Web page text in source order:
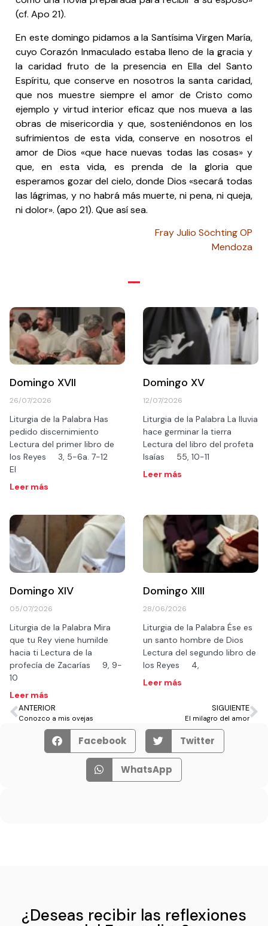
(cf. Apo 21).
En este domingo pidamos a la Santísima Virgen María,
cuyo Corazón Inmaculado estaba lleno de la gracia y
la caridad fruto de la presencia en Ella del Santo
Espíritu, que conserve en nosotros la santa caridad,
que nos muestre siempre el amor de Cristo como
ejemplo y virtud interior eficaz que nos mueva a las
obras de misericordia y que, sosteniéndonos en los
sufrimientos de esta vida, conserve en nosotros el
amor de Dios «que hace nuevas todas las cosas» y
que, en esta vida, es prenda de la gloria que
esperamos gozar del cielo, donde Dios «secará todas
las lágrimas, y no habrá más muerte, ni pena, ni queja,
ni dolor». (apo 21). Que así sea.
Fray Julio Söchting OP
Mendoza
Domingo XVII
26/07/2026
Liturgia de la Palabra Has
pedido discernimiento
Lectura del primer libro de
los Reyes 3, 5-6a. 7-12
El
Leer más
Domingo XV
12/07/2026
Liturgia de la Palabra La lluvia
hace germinar la tierra
Lectura del libro del profeta
Isaías 55, 10-11
Leer más
Domingo XIV
05/07/2026
Liturgia de la Palabra Mira
que tu Rey viene humilde
hacia ti Lectura de la
profecía de Zacarías 9, 9-
10
Leer más
Domingo XIII
28/06/2026
Liturgia de la Palabra Ése es
un santo hombre de Dios
Lectura del segundo libro de
los Reyes 4,
Leer más
ANTERIOR
Conozco a mis ovejas
SIGUIENTE
El milagro del amor
Facebook Twitter
WhatsApp
¿Deseas recibir las reflexiones